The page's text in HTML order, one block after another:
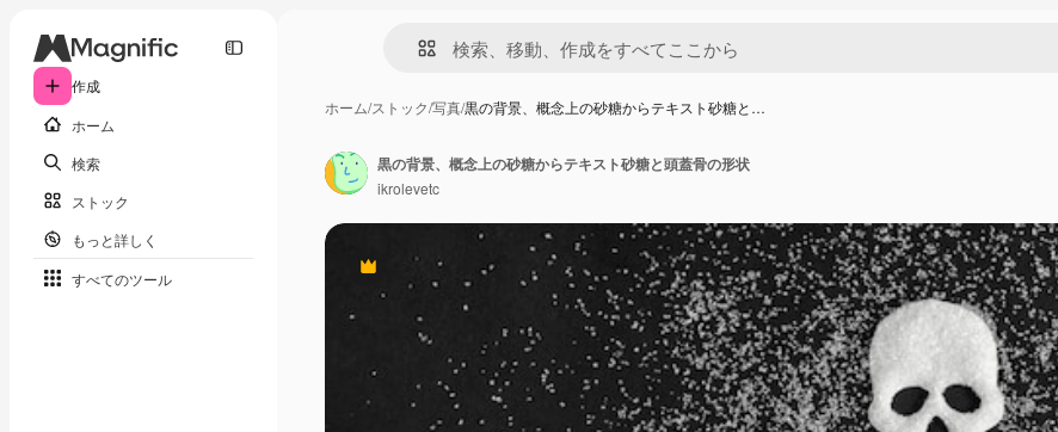
作成
ホーム
検索
ストック
もっと詳しく
すべてのツール
ホーム/ストック/写真/黒の背景、概念上の砂糖からテキスト砂糖と…
Premium
黒の背景、概念上の砂糖からテキスト砂糖と頭蓋骨の形状
ikrolevetc